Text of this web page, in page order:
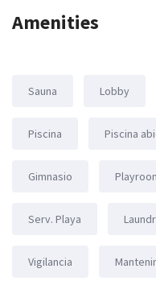
Amenities
Sauna Lobby
Piscina Piscina
Gimnasio
Serv. Playa
Vigilancia